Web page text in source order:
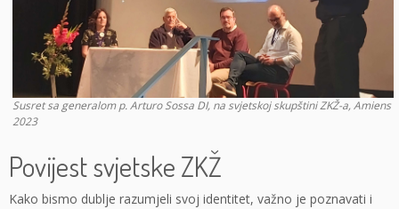
Susret sa generalom p. Arturo Sossa DI, na svjetskoj skupštini ZKŽ-a, Amiens
2023
Povijest svjetske ZKŽ
Kako bismo dublje razumjeli svoj identitet, važno je poznavati i